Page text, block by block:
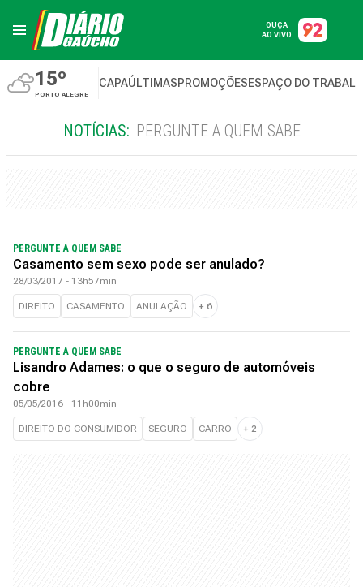
OUÇA
AO VIVO
15º
PORTO ALEGRE
CAPAÚLTIMASPROMOÇÕESESPAÇO DO
NOTÍCIAS: PERGUNTE A QUEM SABE
PERGUNTE A QUEM SABE
Casamento sem sexo pode ser anulado?
28/03/2017 - 13h57min
DIREITO CASAMENTO ANULAÇÃO + 6
PERGUNTE A QUEM SABE
Lisandro Adames: o que o seguro de automóveis
cobre
05/05/2016 - 11h00min
DIREITO DO CONSUMIDOR SEGURO CARRO + 2